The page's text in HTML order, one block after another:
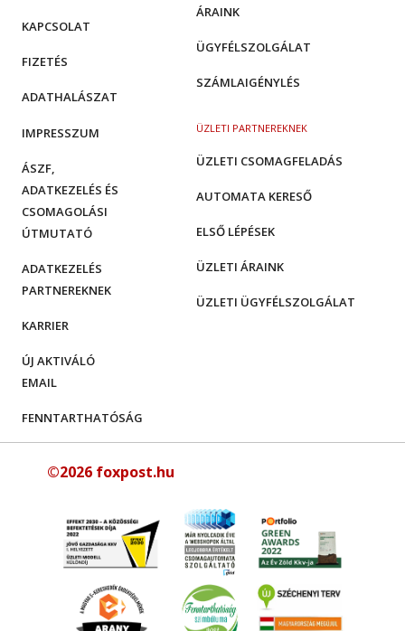
ÁRAINK
ÜGYFÉLSZOLGÁLAT
SZÁMLAIGÉNYLÉS
ÜZLETI PARTNEREKNEK
ÜZLETI CSOMAGFELADÁS
AUTOMATA KERESŐ
ELSŐ LÉPÉSEK
ÜZLETI ÁRAINK
ÜZLETI ÜGYFÉLSZOLGÁLAT
KAPCSOLAT
FIZETÉS
ADATHALÁSZAT
IMPRESSZUM
ÁSZF,
ADATKEZELÉS ÉS
CSOMAGOLÁSI
ÚTMUTATÓ
ADATKEZELÉS
PARTNEREKNEK
KARRIER
ÚJ AKTIVÁLÓ
EMAIL
FENNTARTHATÓSÁG
©2026 foxpost.hu